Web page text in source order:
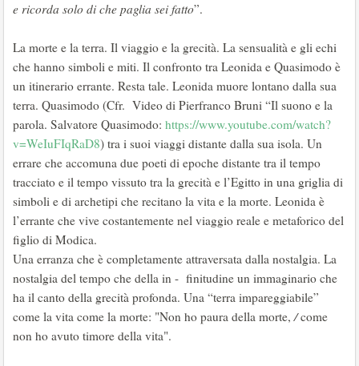
e ricorda solo di che paglia sei fatto”.
La morte e la terra. Il viaggio e la grecità. La sensualità e gli echi
che hanno simboli e miti. Il confronto tra Leonida e Quasimodo è
un itinerario errante. Resta tale. Leonida muore lontano dalla sua
terra. Quasimodo (Cfr. Video di Pierfranco Bruni “Il suono e la
parola. Salvatore Quasimodo: https://www.youtube.com/watch?
v=WeIuFIqRaD8) tra i suoi viaggi distante dalla sua isola. Un
errare che accomuna due poeti di epoche distante tra il tempo
tracciato e il tempo vissuto tra la grecità e l’Egitto in una griglia di
simboli e di archetipi che recitano la vita e la morte. Leonida è
l’errante che vive costantemente nel viaggio reale e metaforico del
figlio di Modica.
Una erranza che è completamente attraversata dalla nostalgia. La
nostalgia del tempo che della in - finitudine un immaginario che
ha il canto della grecità profonda. Una “terra impareggiabile”
come la vita come la morte: "Non ho paura della morte,/come
non ho avuto timore della vita".